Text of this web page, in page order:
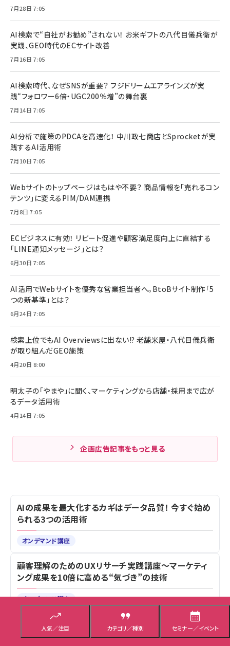
人気／注目 カテゴリ／種別 セミナー／イベント
7月28日 7:05
AI検索で“自社がお勧め”されない！ お米ギフトの八代目儀兵衛が
実践、GEO時代のECサイト改善
7月16日 7:05
AI検索時代、なぜSNSが重要？ フジドリームエアラインズが実
践“フォロワー6倍・UGC200％増”の舞台裏
7月14日 7:05
AI分析で施策のPDCAを高速化！ 中川政七商店とSprocketが実
践するAI活用術
7月10日 7:05
Webサイトのトップページはもはや不要？ 商品情報を「売れるコン
テンツ」に変えるPIM/DAM連携
7月8日 7:05
ECビジネスに有効！ リピート促進や顧客満足度向上に直結する
「LINE通知メッセージ」とは？
6月30日 7:05
AI活用でWebサイトを優秀な営業担当者へ。BtoBサイト制作「5
つの新基準」とは？
6月24日 7:05
検索上位でもAI Overviewsに出ない!? 老舗米屋・八代目儀兵衛
が取り組んだGEO施策
4月20日 8:00
明太子の「やまや」に聞く、マーケティングから店舗・採用まで広が
るデータ活用術
4月14日 7:05
企画広告記事をもっと見る
AIの成果を最大化するカギはデータ品質！ 今すぐ始め
られる3つの活用術